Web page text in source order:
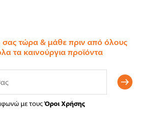
τώρα & μάθε πριν από όλους
τα καινούργια προϊόντα
με τουςΌροι Χρήσης